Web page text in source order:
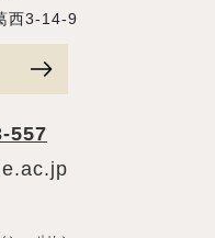
西3-14-9
557